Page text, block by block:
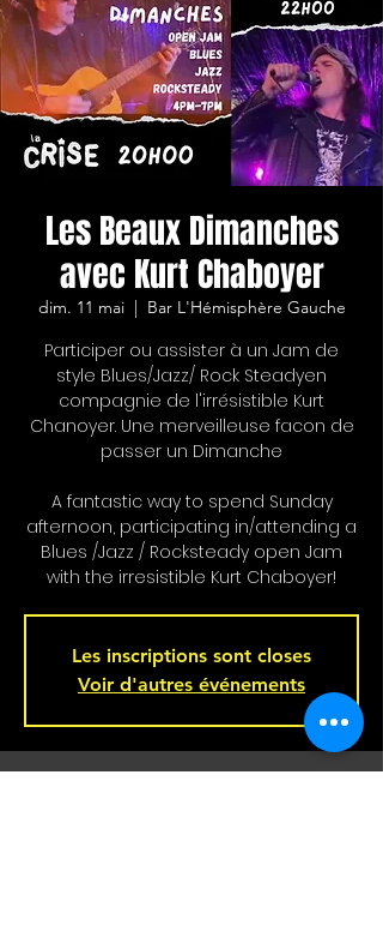
Les Beaux Dimanches
avec Kurt Chaboyer
dim. 11 mai
  |
Bar L'Hémisphère Gauche
Participer ou assister à un Jam de
style Blues/Jazz/ Rock Steadyen
compagnie de l'irrésistible Kurt
Chanoyer. Une merveilleuse facon de
passer un Dimanche
A fantastic way to spend Sunday
afternoon, participating in/attending a
Blues /Jazz / Rocksteady open Jam
with the irresistible Kurt Chaboyer!
Les inscriptions sont closes
Voir d'autres événements